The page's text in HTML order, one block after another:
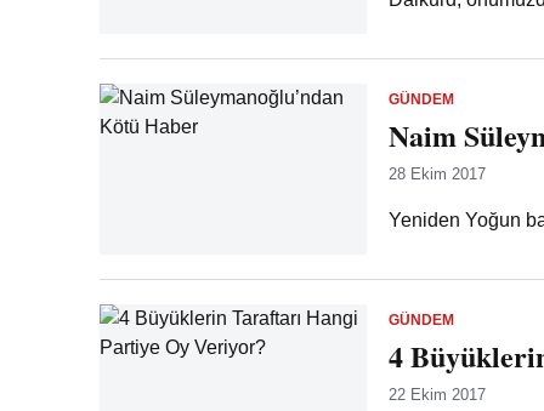
GÜNDEM
Naim
28 Ekim 2017
Yeniden Yoğun
GÜNDEM
4
22 Ekim 2017